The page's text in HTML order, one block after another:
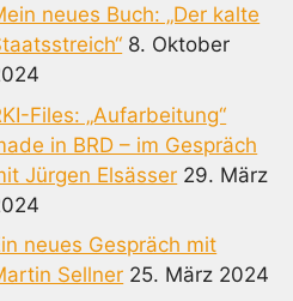
neues Buch: „Der kalte
8. Oktober
Files: „Aufarbeitung“
in BRD – im Gespräch
Jürgen Elsässer 29. März
neues Gespräch mit
Sellner 25. März 2024